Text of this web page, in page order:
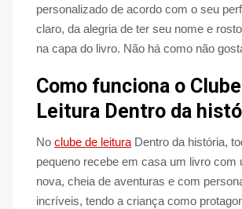
personalizado de acordo com o seu
claro, da alegria de ter seu nome e
na capa do livro. Não há como não
Como funciona o
Leitura Dentro da
No clube de leitura Dentro da história,
pequeno recebe em casa um livro com
nova, cheia de aventuras e com
incríveis, tendo a criança como